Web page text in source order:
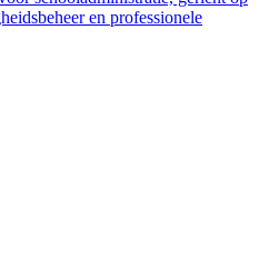
en professionele